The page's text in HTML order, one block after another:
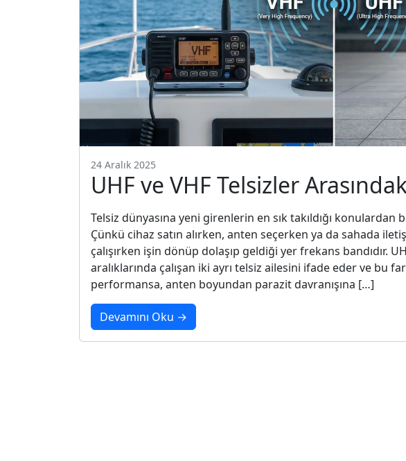
24 Aralık 2025
UHF ve VHF Telsizler
Telsiz dünyasına yeni girenlerin en sık takıldığı konulardan
Çünkü cihaz satın alırken, anten seçerken ya da sahada
çalışırken işin dönüp dolaşıp geldiği yer frekans bandıdır.
aralıklarında çalışan iki ayrı telsiz ailesini ifade eder ve bu
performansa, anten boyundan parazit davranışına […]
Devamını Oku →